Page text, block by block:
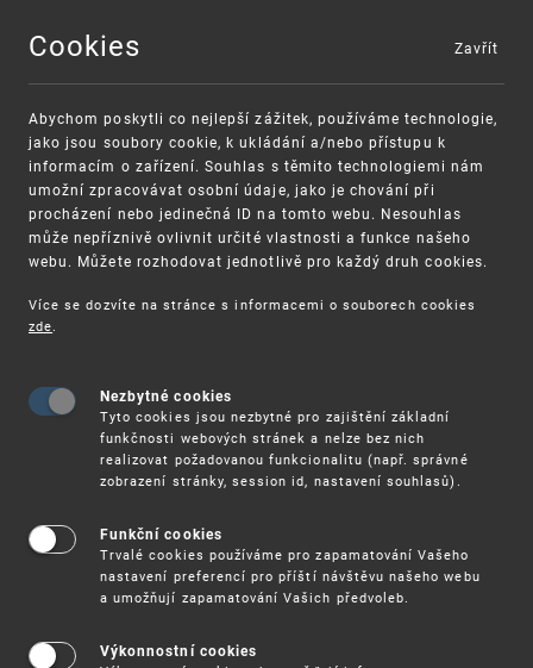
MENU
UPV
Společné praxe týkající se označení
popisujících tematické zaměření
výrobků a/nebo služeb a rozlišující
způsobilosti sloganů
Úřady duševního vlastnictví EU se v rámci
spolupráce v konvergenčním programu dohodly na
společné praxi uoznačení, která popisují
Cookies
Abychom poskytli co nejlepší zážitek, používáme technologie,
jako jsou soubory cookie, k ukládání a/nebo přístupu k
informacím o zařízení. Souhlas s těmito technologiemi nám
umožní zpracovávat osobní údaje, jako je chování při
procházení nebo jedinečná ID na tomto webu. Nesouhlas
může nepříznivě ovlivnit určité vlastnosti a funkce našeho
webu. Můžete rozhodovat jednotlivě pro každý druh cookies.
Více se dozvíte na stránce s informacemi o souborech cookies
zde.
Nezbytné cookies
Tyto cookies jsou nezbytné pro zajištění základní
funkčnosti webových stránek a nelze bez nich
realizovat požadovanou funkcionalitu (např. správné
zobrazení stránky, session id, nastavení souhlasů).
Funkční cookies
Trvalé cookies používáme pro zapamatování Vašeho
nastavení preferencí pro příští návštěvu našeho webu
a umožňují zapamatování Vašich předvoleb.
Výkonnostní cookies
Zavřít